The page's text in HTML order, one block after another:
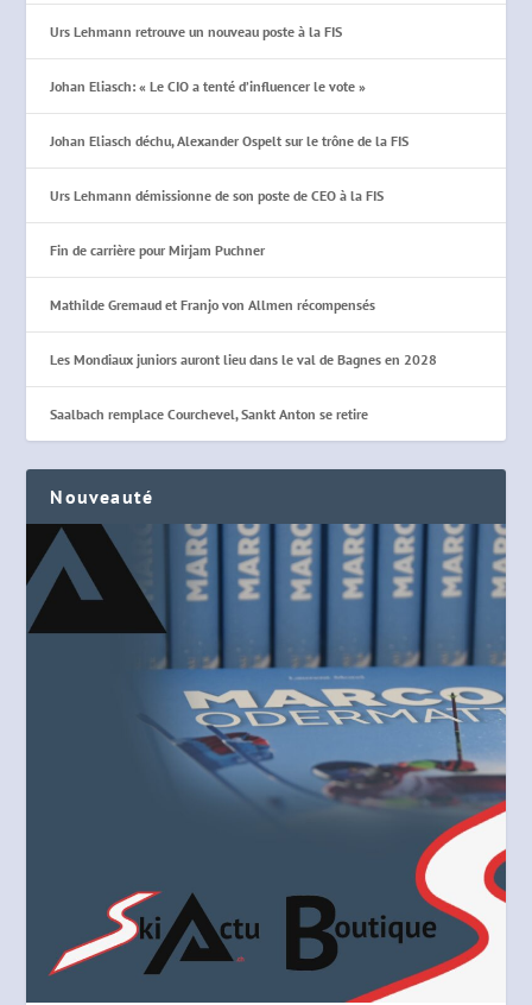
Urs Lehmann retrouve un nouveau poste à la FIS
Johan Eliasch: « Le CIO a tenté d’influencer le vote »
Johan Eliasch déchu, Alexander Ospelt sur le trône de la FIS
Urs Lehmann démissionne de son poste de CEO à la FIS
Fin de carrière pour Mirjam Puchner
Mathilde Gremaud et Franjo von Allmen récompensés
Les Mondiaux juniors auront lieu dans le val de Bagnes en 2028
Saalbach remplace Courchevel, Sankt Anton se retire
Nouveauté